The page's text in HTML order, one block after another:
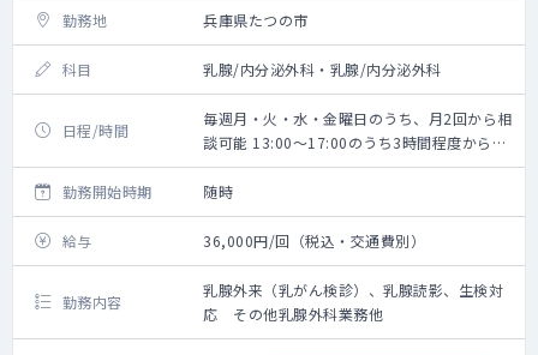
勤務地 兵庫県たつの市
科目 乳腺/内分泌外科・乳腺/内分泌外科
日程/時間
毎週月・火・水・金曜日のうち、月2回から相
談可能 13:00～17:00のうち3時間程度から相
談可
勤務開始時期
随時
給与 36,000円/回（税込・交通費別）
勤務内容
乳腺外来（乳がん検診）、乳腺読影、生検対
応 その他乳腺外科業務他